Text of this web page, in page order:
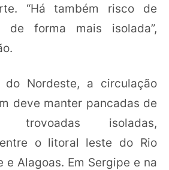
“Há também risco de
de forma mais isolada”,
Nordeste, a circulação
deve manter pancadas de
isoladas,
o litoral leste do Rio
e Alagoas. Em Sergipe e na